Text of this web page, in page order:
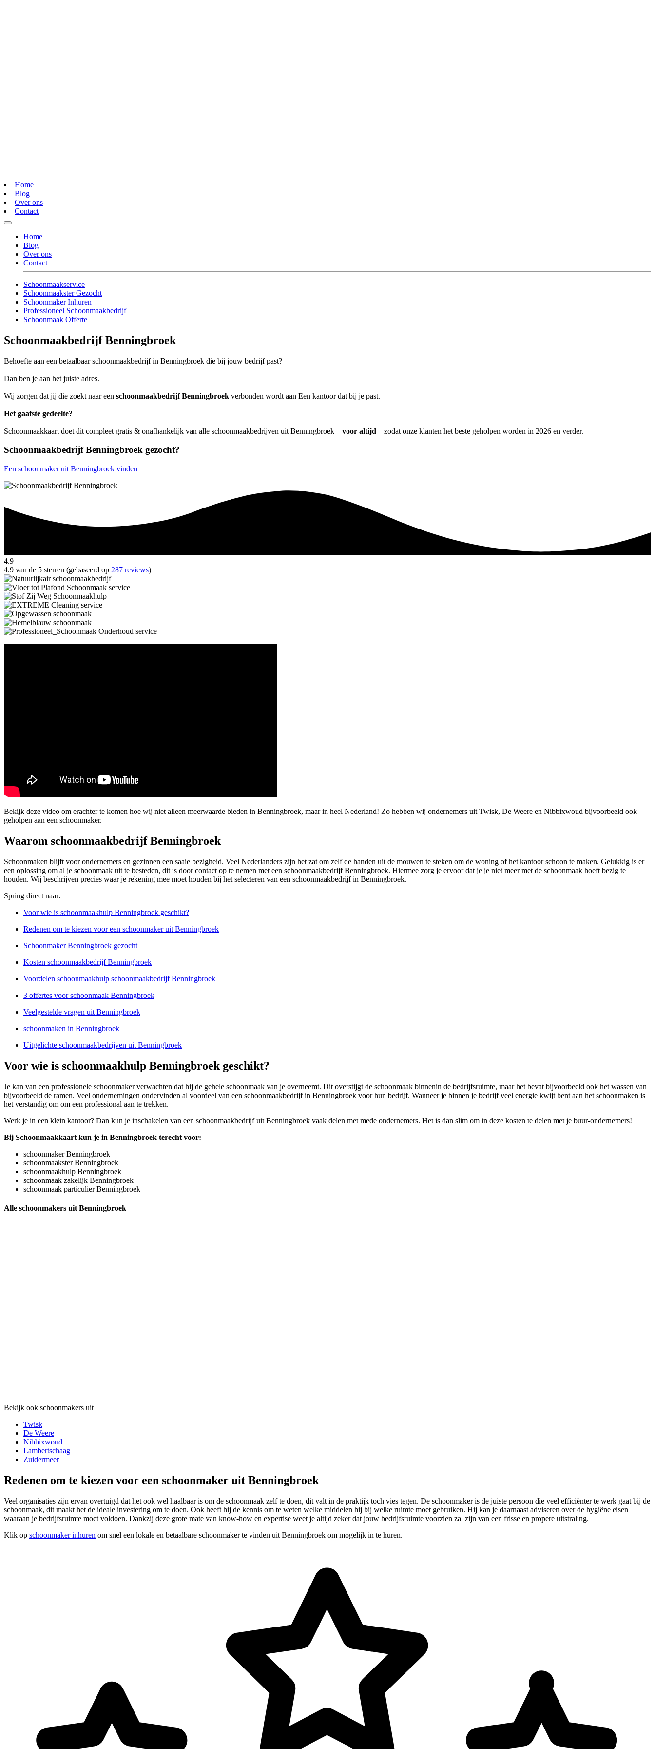
Home
Blog
Over ons
Contact
Home
Blog
Over ons
Contact
Schoonmaakservice
Schoonmaakster Gezocht
Schoonmaker Inhuren
Professioneel Schoonmaakbedrijf
Schoonmaak Offerte
Schoonmaakbedrijf Benningbroek
Behoefte aan een betaalbaar schoonmaakbedrijf in Benningbroek die bij jouw bedrijf past?
Dan ben je aan het juiste adres.
Wij zorgen dat jij die zoekt naar een schoonmaakbedrijf Benningbroek verbonden wordt aan Een kantoor dat bij je past.
Het gaafste gedeelte?
Schoonmaakkaart doet dit compleet gratis & onafhankelijk van alle schoonmaakbedrijven uit Benningbroek – voor altijd – zodat onze klanten het beste geholpen worden in 2026 en verder.
Schoonmaakbedrijf Benningbroek gezocht?
Een schoonmaker uit Benningbroek vinden
4.9
4.9 van de 5 sterren (gebaseerd op 287 reviews)
Bekijk deze video om erachter te komen hoe wij niet alleen meerwaarde bieden in Benningbroek, maar in heel Nederland! Zo hebben wij ondernemers uit Twisk, De Weere en Nibbixwoud bijvoorbeeld ook
geholpen aan een schoonmaker.
Waarom schoonmaakbedrijf Benningbroek
Schoonmaken blijft voor ondernemers en gezinnen een saaie bezigheid. Veel Nederlanders zijn het zat om zelf de handen uit de mouwen te steken om de woning of het kantoor schoon te maken. Gelukkig is er
een oplossing om al je schoonmaak uit te besteden, dit is door contact op te nemen met een schoonmaakbedrijf Benningbroek. Hiermee zorg je ervoor dat je je niet meer met de schoonmaak hoeft bezig te
houden. Wij beschrijven precies waar je rekening mee moet houden bij het selecteren van een schoonmaakbedrijf in Benningbroek.
Spring direct naar:
Voor wie is schoonmaakhulp Benningbroek geschikt?
Redenen om te kiezen voor een schoonmaker uit Benningbroek
Schoonmaker Benningbroek gezocht
Kosten schoonmaakbedrijf Benningbroek
Voordelen schoonmaakhulp schoonmaakbedrijf Benningbroek
3 offertes voor schoonmaak Benningbroek
Veelgestelde vragen uit Benningbroek
schoonmaken in Benningbroek
Uitgelichte schoonmaakbedrijven uit Benningbroek
Voor wie is schoonmaakhulp Benningbroek geschikt?
Je kan van een professionele schoonmaker verwachten dat hij de gehele schoonmaak van je overneemt. Dit overstijgt de schoonmaak binnenin de bedrijfsruimte, maar het bevat bijvoorbeeld ook het wassen van
bijvoorbeeld de ramen. Veel ondernemingen ondervinden al voordeel van een schoonmaakbedrijf in Benningbroek voor hun bedrijf. Wanneer je binnen je bedrijf veel energie kwijt bent aan het schoonmaken is
het verstandig om om een professional aan te trekken.
Werk je in een klein kantoor? Dan kun je inschakelen van een schoonmaakbedrijf uit Benningbroek vaak delen met mede ondernemers. Het is dan slim om in deze kosten te delen met je buur-ondernemers!
Bij Schoonmaakkaart kun je in Benningbroek terecht voor:
schoonmaker Benningbroek
schoonmaakster Benningbroek
schoonmaakhulp Benningbroek
schoonmaak zakelijk Benningbroek
schoonmaak particulier Benningbroek
Alle schoonmakers uit Benningbroek
Bekijk ook schoonmakers uit
Twisk
De Weere
Nibbixwoud
Lambertschaag
Zuidermeer
Redenen om te kiezen voor een schoonmaker uit Benningbroek
Veel organisaties zijn ervan overtuigd dat het ook wel haalbaar is om de schoonmaak zelf te doen, dit valt in de praktijk toch vies tegen. De schoonmaker is de juiste persoon die veel efficiënter te werk gaat bij de
schoonmaak, dit maakt het de ideale investering om te doen. Ook heeft hij de kennis om te weten welke middelen hij bij welke ruimte moet gebruiken. Hij kan je daarnaast adviseren over de hygiëne eisen
waaraan je bedrijfsruimte moet voldoen. Dankzij deze grote mate van know-how en expertise weet je altijd zeker dat jouw bedrijfsruimte voorzien zal zijn van een frisse en propere uitstraling.
Klik op schoonmaker inhuren om snel een lokale en betaalbare schoonmaker te vinden uit Benningbroek om mogelijk in te huren.